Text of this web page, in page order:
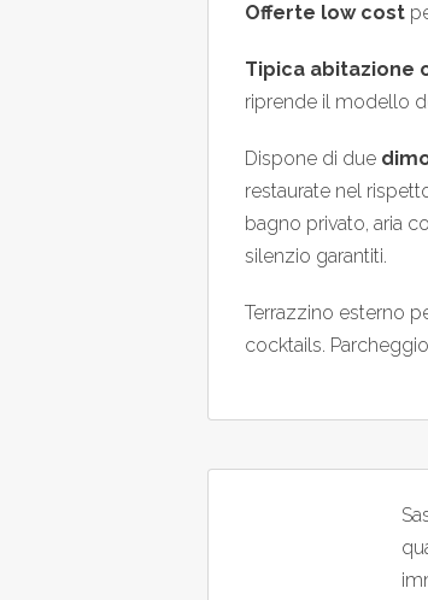
Offerte low cost
Tipica abitazione
riprende il modello
Dispone di due
restaurate nel
bagno privato, aria
silenzio garantiti.
Terrazzino esterno
cocktails.